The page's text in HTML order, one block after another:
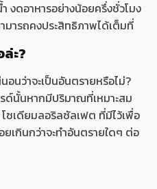
งดอาหารอย่างน้อยครึ่งชั่วโมง
ารถคงประสิทธิภาพได้เต็มที่
ะ?
นว่าจะเป็นอันตรายหรือไม่?
ด์นั้นหากมีปริมาณที่เหมาะสม
ซเดียมลอริลซัลเฟต ที่มีไว้เพื่อ
เกินกว่าจะทำอันตรายใดๆ ต่อ